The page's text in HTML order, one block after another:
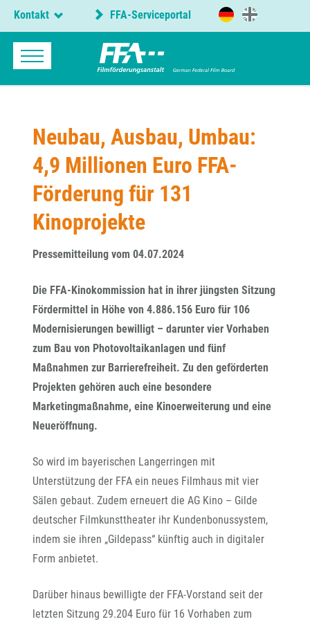
Kontakt FFA-Serviceportal
Neubau, Ausbau, Umbau:
4,9 Millionen Euro FFA-
Förderung für 131
Kinoprojekte
Pressemitteilung vom 04.07.2024
Die FFA-Kinokommission hat in ihrer jüngsten Sitzung
Fördermittel in Höhe von 4.886.156 Euro für 106
Modernisierungen bewilligt – darunter vier Vorhaben
zum Bau von Photovoltaikanlagen und fünf
Maßnahmen zur Barrierefreiheit. Zu den geförderten
Projekten gehören auch eine besondere
Marketingmaßnahme, eine Kinoerweiterung und eine
Neueröffnung.
So wird im bayerischen Langerringen mit
Unterstützung der FFA ein neues Filmhaus mit vier
Sälen gebaut. Zudem erneuert die AG Kino – Gilde
deutscher Filmkunsttheater ihr Kundenbonussystem,
indem sie ihren „Gildepass“ künftig auch in digitaler
Form anbietet.
Darüber hinaus bewilligte der FFA-Vorstand seit der
letzten Sitzung 29.204 Euro für 16 Vorhaben zum